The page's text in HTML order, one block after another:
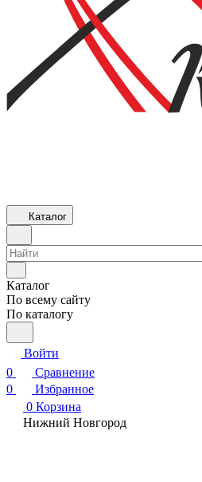
Каталог
Каталог
По всему сайту
По каталогу
Войти
0
Сравнение
0
Избранное
0 Корзина
Нижний Новгород